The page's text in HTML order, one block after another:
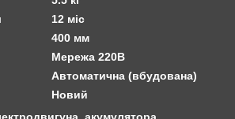
12 міс
400 мм
Мережа 220В
Автоматична (вбудована)
Новий
акумулятора